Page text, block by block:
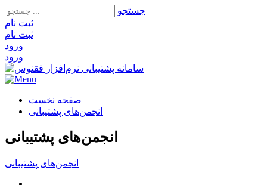
جستجو
ثبت‌ نام
ثبت‌ نام
ورود
ورود
صفحه نخست
انجمن‌های پشتیبانی
انجمن‌های پشتیبانی
انجمن‌های پشتیبانی